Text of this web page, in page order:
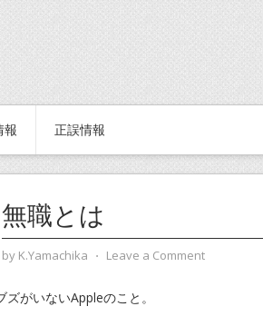
報 正誤情報
無職とは
by K.Yamachika ⋅ Leave a Comment
がいないAppleのこと。